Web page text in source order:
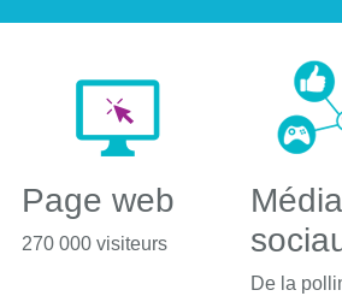
Page web
270 000 visiteurs
De la